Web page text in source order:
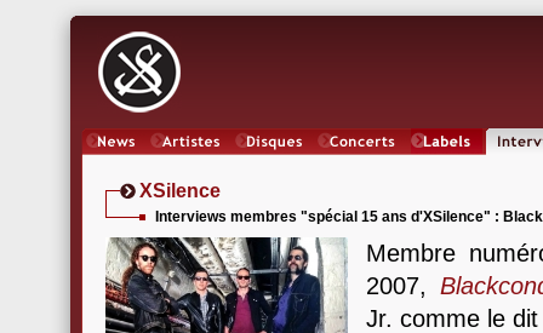
XSilence
Interviews membres "spécial 15 ans d'XSilence" :
Membre
2007,
Jr. comme le